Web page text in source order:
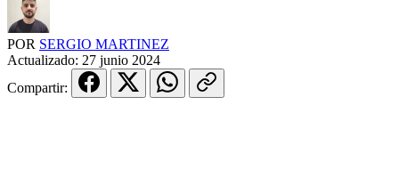
POR SERGIO MARTINEZ
Actualizado: 27 junio 2024
Compartir: